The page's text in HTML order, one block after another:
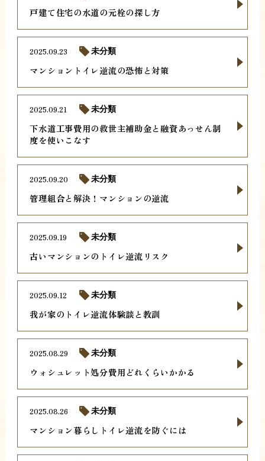
戸建て住宅の水道の元栓の探し方
マンショントイレ逆流の恐怖と対策
2025.09.23 未分類
下水道工事費用の救世主補助金と融資あっせん制
度を使いこなす
2025.09.21 未分類
管理組合と解決！マンションの逆流
2025.09.20 未分類
古いマンションのトイレ逆流リスク
2025.09.19 未分類
我が家のトイレ逆流体験談と教訓
2025.09.12 未分類
ウォシュレット処分費用どれくらいかかる
2025.08.29 未分類
マンション暮らしトイレ逆流を防ぐには
2025.08.26 未分類